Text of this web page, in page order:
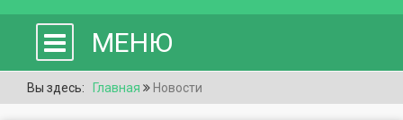
МЕНЮ
Вы здесь: Главная Новости